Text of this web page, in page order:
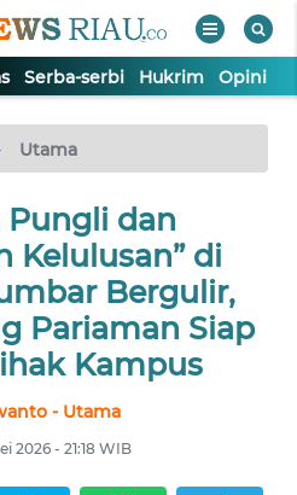
Serba-serbi Hukrim Opini
Utama
Pungli dan
Kelulusan” di
Bergulir,
Pariaman Siap
Kampus
- Utama
2026 - 21:18 WIB